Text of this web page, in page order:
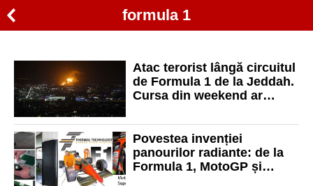
formula 1
Atac terorist lângă circuitul
de Formula 1 de la Jeddah.
Cursa din weekend ar
Povestea invenției
panourilor radiante: de la
Formula 1, MotoGP și